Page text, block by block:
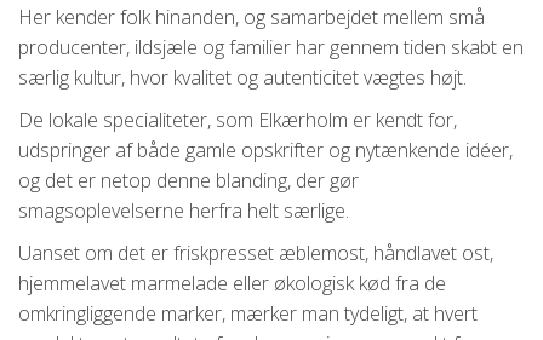
Her kender folk hinanden, og samarbejdet mellem små
producenter, ildsjæle og familier har gennem tiden skabt en
særlig kultur, hvor kvalitet og autenticitet vægtes højt.
De lokale specialiteter, som Elkærholm er kendt for,
udspringer af både gamle opskrifter og nytænkende idéer,
og det er netop denne blanding, der gør
smagsoplevelserne herfra helt særlige.
Uanset om det er friskpresset æblemost, håndlavet ost,
hjemmelavet marmelade eller økologisk kød fra de
omkringliggende marker, mærker man tydeligt, at hvert